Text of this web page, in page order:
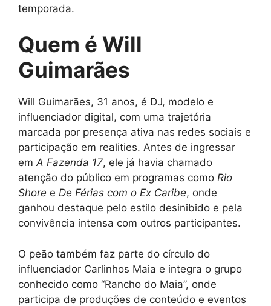
temporada.
Quem é Will
Guimarães
Will Guimarães, 31 anos, é DJ, modelo e
influenciador digital, com uma trajetória
marcada por presença ativa nas redes sociais e
participação em realities. Antes de ingressar
emA Fazenda 17, ele já havia chamado
atenção do público em programas como Rio
Shore e De Férias com o Ex Caribe, onde
ganhou destaque pelo estilo desinibido e pela
convivência intensa com outros participantes.
O peão também faz parte do círculo do
influenciador Carlinhos Maia e integra o grupo
conhecido como “Rancho do Maia”, onde
participa de produções de conteúdo e eventos